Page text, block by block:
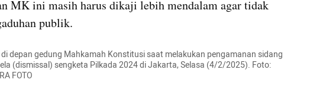
MK ini masih harus dikaji lebih mendalam agar tidak
publik.
depan gedung Mahkamah Konstitusi saat melakukan pengamanan sidang
(dismissal) sengketa Pilkada 2024 di Jakarta, Selasa (4/2/2025). Foto:
FOTO